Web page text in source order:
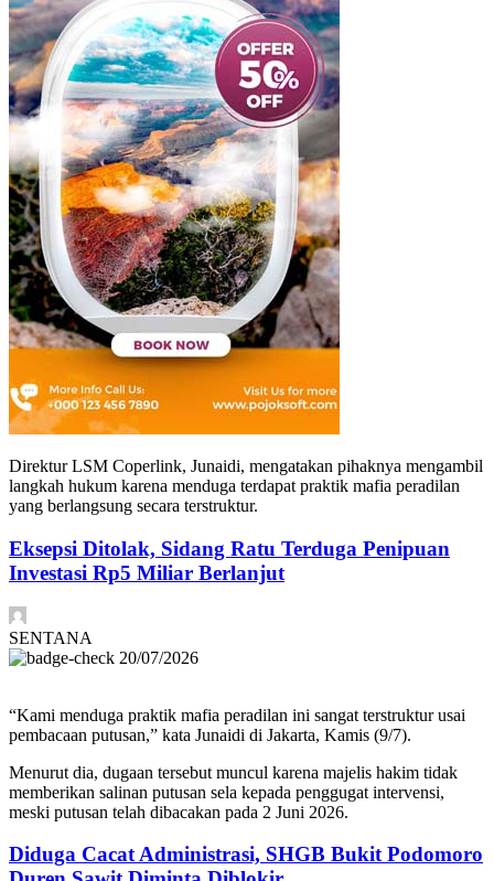
Direktur LSM Coperlink, Junaidi, mengatakan pihaknya mengambil
langkah hukum karena menduga terdapat praktik mafia peradilan
yang berlangsung secara terstruktur.
Eksepsi Ditolak, Sidang Ratu Terduga Penipuan
Investasi Rp5 Miliar Berlanjut
SENTANA
20/07/2026
“Kami menduga praktik mafia peradilan ini sangat terstruktur usai
pembacaan putusan,” kata Junaidi di Jakarta, Kamis (9/7).
Menurut dia, dugaan tersebut muncul karena majelis hakim tidak
memberikan salinan putusan sela kepada penggugat intervensi,
meski putusan telah dibacakan pada 2 Juni 2026.
Diduga Cacat Administrasi, SHGB Bukit Podomoro